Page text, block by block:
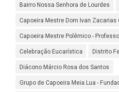
Bairro Nossa Senhora de Lourdes
Capoeira Mestre Dom Ivan Zacarias
Capoeira Mestre Polêmico -
Celebração Eucarística Distrito
Diácono Márcio Rosa dos Santos
Grupo de Capoeira Meia Lua -